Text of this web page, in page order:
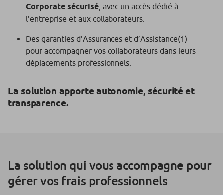
Corporate sécurisé , avec un accès dédié à
l’entreprise et aux collaborateurs.
Des garanties d’Assurances et d’Assistance(1)
pour accompagner vos collaborateurs dans leurs
déplacements professionnels.
La solution apporte autonomie, sécurité et
transparence.
La solution qui vous accompagne pour
gérer vos frais professionnels